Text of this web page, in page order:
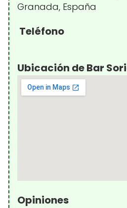
Granada, España
Teléfono
Ubicación de Bar
Opiniones